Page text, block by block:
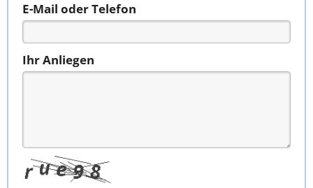
E-Mail oder Telefon
Ihr Anliegen